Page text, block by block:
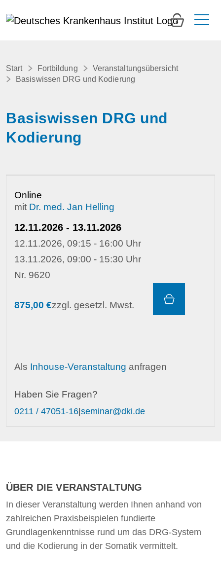
0
Start Fortbildung
Veranstaltungsübersicht
Basiswissen DRG und Kodierung
Basiswissen DRG und
Kodierung
Online
mit Dr. med. Jan Helling
12.11.2026 - 13.11.2026
12.11.2026, 09:15 - 16:00 Uhr
13.11.2026, 09:00 - 15:30 Uhr
Nr. 9620
875,00 €zzgl. gesetzl. Mwst.
Als Inhouse-Veranstaltung anfragen
Haben Sie Fragen?
0211 / 47051-16 seminar@dki.de
ÜBER DIE VERANSTALTUNG
In dieser Veranstaltung werden Ihnen anhand von
zahlreichen Praxisbeispielen fundierte
Grundlagenkenntnisse rund um das DRG-System
und die Kodierung in der Somatik vermittelt.